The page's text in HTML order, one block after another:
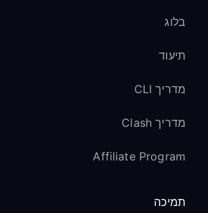
בלוג
תיעוד
מדריך CLI
מדריך Clash
Affiliate Program
תמיכה